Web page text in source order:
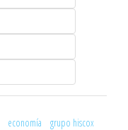
economía
grupo hiscox